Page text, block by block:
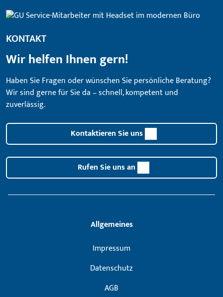
KONTAKT
Wir helfen Ihnen gern!
Haben Sie Fragen oder wünschen Sie persönliche Beratung?
Wir sind gerne für Sie da – schnell, kompetent und
zuverlässig.
Kontaktieren Sie uns
Rufen Sie uns an
Allgemeines
Impressum
Datenschutz
AGB